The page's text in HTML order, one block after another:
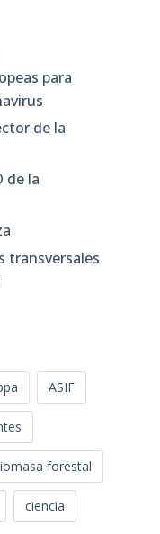
para
de la
de la
transversales
ASIF
forestal
ciencia